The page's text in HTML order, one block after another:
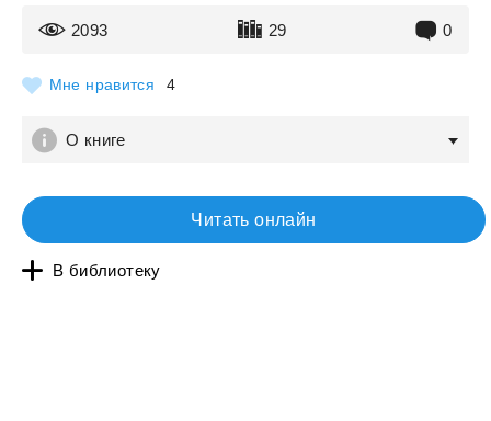
2093 29 0
Мне нравится 4
О книге
Читать онлайн
В библиотеку